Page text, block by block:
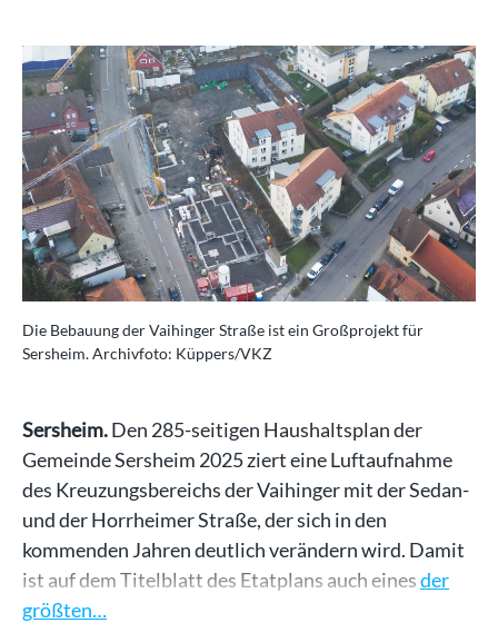
Die Bebauung der Vaihinger Straße ist ein Großprojekt für
Sersheim. Archivfoto: Küppers/VKZ
Sersheim.Den 285-seitigen Haushaltsplan der
Gemeinde Sersheim 2025 ziert eine Luftaufnahme
des Kreuzungsbereichs der Vaihinger mit der Sedan-
und der Horrheimer Straße, der sich in den
kommenden Jahren deutlich verändern wird. Damit
ist auf dem Titelblatt des Etatplans auch einesder
größten…